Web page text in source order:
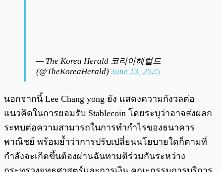
— The Korea Herald 코리아헤럴드
(@TheKoreaHerald) June 13, 2025
นอกจากนี้ Lee Chang yong ยัง แสดงความกังวลต่อ
แนวคิดในการยอมรับ Stablecoin โดยระบุว่าอาจส่งผลก
ระทบต่อความสามารถในการทำกำไรของธนาคาร
พาณิชย์ พร้อมย้ำว่าการปรับเปลี่ยนนโยบายใดก็ตามที่
กำลังจะเกิดขึ้นต้องผ่านฉันทามติร่วมกันระหว่าง